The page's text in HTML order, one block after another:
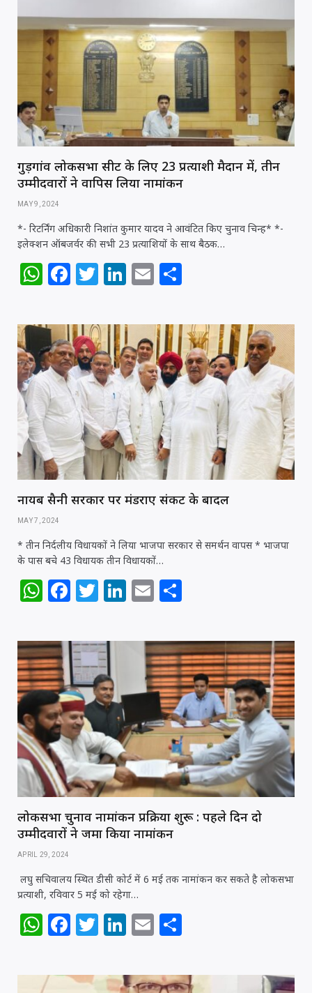
A
p
p
b
o
o
k
r dI
n
गुड़गांव लोकसभा सीट के लिए 23 प्रत्याशी मैदान में, तीन
उम्मीदवारों ने वापिस लिया नामांकन
MAY 9, 2024
*- रिटर्निंग अधिकारी निशांत कुमार यादव ने आवंटित किए चुनाव चिन्ह* *-
इलेक्शन ऑबजर्वर की सभी 23 प्रत्याशियों के साथ बैठक…
W
h
at
s
A
p
p
F
a
c
e
b
o
o
k
T
w
itt
e
r
Li
n
k
e
dI
n
E
m
ai
l
ar
e
नायब सैनी सरकार पर मंडराए संकट के बादल
MAY 7, 2024
* तीन निर्दलीय विधायकों ने लिया भाजपा सरकार से समर्थन वापस * भाजपा
के पास बचे 43 विधायक तीन विधायकों…
W
at
s
A
p
p
F
c
e
b
o
o
k
T
itt
e
r
Li
k
dI
n
E
ai
l
ar
e
लोकसभा चुनाव नामांकन प्रक्रिया शुरू : पहले दिन दो
उम्मीदवारों ने जमा किया नामांकन
APRIL 29, 2024
लघु सचिवालय स्थित डीसी कोर्ट में 6 मई तक नामांकन कर सकते है लोकसभा
प्रत्याशी, रविवार 5 मई को रहेगा…
W
at
F
c
T
itt
Li
k
E
ai ar